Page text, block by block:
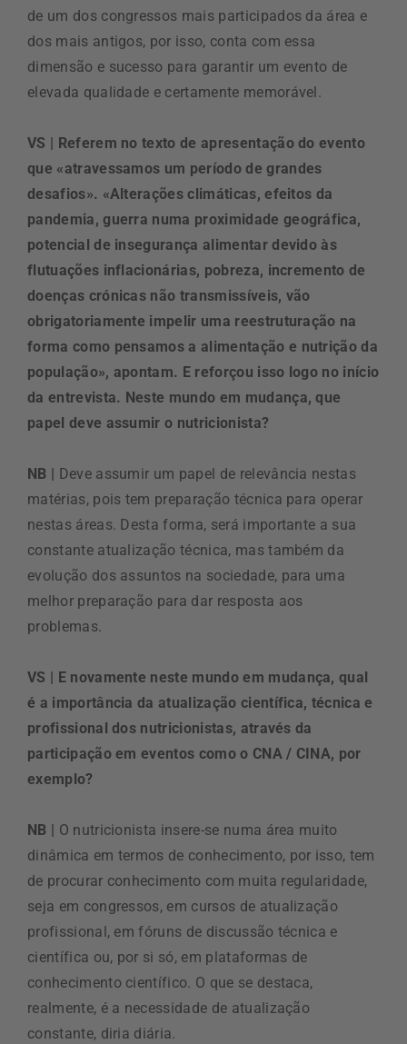
de um dos congressos mais participados da área e
dos mais antigos, por isso, conta com essa
dimensão e sucesso para garantir um evento de
elevada qualidade e certamente memorável.
VS | Referem no texto de apresentação do evento
que «atravessamos um período de grandes
desafios». «Alterações climáticas, efeitos da
pandemia, guerra numa proximidade geográfica,
potencial de insegurança alimentar devido às
flutuações inflacionárias, pobreza, incremento de
doenças crónicas não transmissíveis, vão
obrigatoriamente impelir uma reestruturação na
forma como pensamos a alimentação e nutrição da
população», apontam. E reforçou isso logo no início
da entrevista. Neste mundo em mudança, que
papel deve assumir o nutricionista?
NB | Deve assumir um papel de relevância nestas
matérias, pois tem preparação técnica para operar
nestas áreas. Desta forma, será importante a sua
constante atualização técnica, mas também da
evolução dos assuntos na sociedade, para uma
melhor preparação para dar resposta aos
problemas.
VS | E novamente neste mundo em mudança, qual
é a importância da atualização científica, técnica e
profissional dos nutricionistas, através da
participação em eventos como o CNA / CINA, por
exemplo?
NB | O nutricionista insere-se numa área muito
dinâmica em termos de conhecimento, por isso, tem
de procurar conhecimento com muita regularidade,
seja em congressos, em cursos de atualização
profissional, em fóruns de discussão técnica e
científica ou, por si só, em plataformas de
conhecimento científico. O que se destaca,
realmente, é a necessidade de atualização
constante, diria diária.